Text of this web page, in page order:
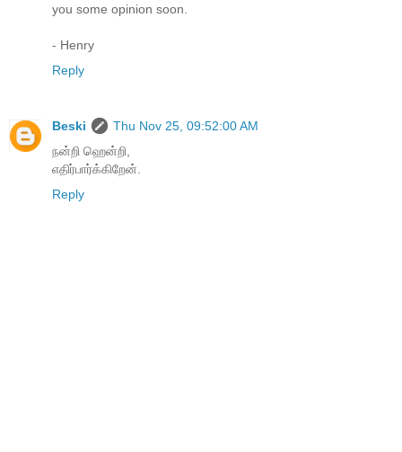
you some opinion soon.
- Henry
Reply
Beski
Thu Nov 25, 09:52:00 AM
நன்றி ஹென்றி,
எதிர்பார்க்கிறேன்.
Reply